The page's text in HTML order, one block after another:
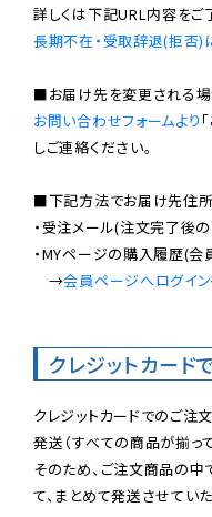
長期不在・受取辞退(拒否)
お問い合わせフォームより
しご連絡ください。
■下記方法でお届け先住所
・受注メール(注文完了後
・MYページの購入履歴(
→会員ページへログイ
クレジットカード
クレジットカードでのご注
発送（すべての商品が揃っ
そのため、ご注文商品の
て、まとめて発送させていた